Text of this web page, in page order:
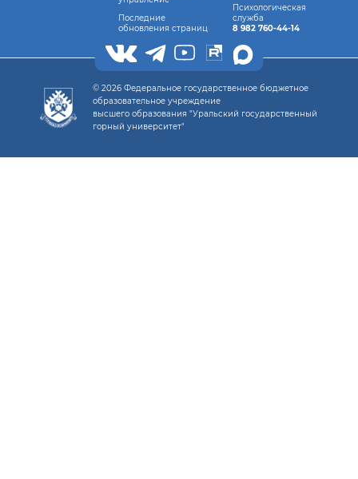
Последние
обновления страниц
Психологическая
служба
8 982 760-44-14
© 2026 Федеральное государственное бюджетное
образовательное учреждение
высшего образования "Уральский государственный
горный университет"